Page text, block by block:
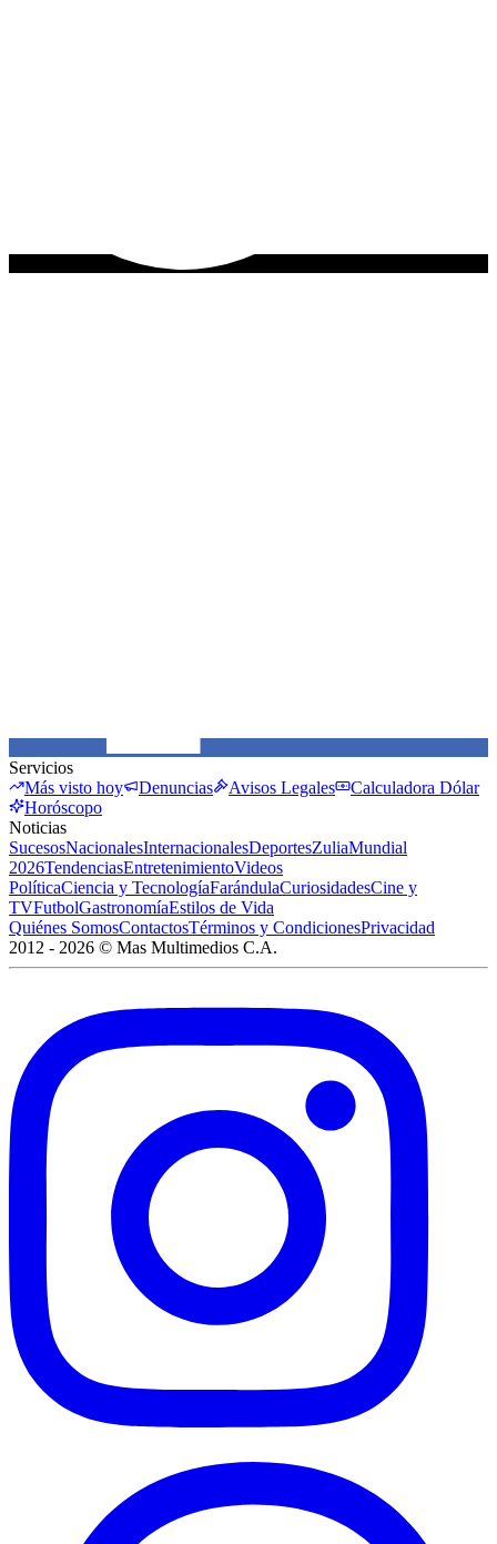
Servicios
Más visto hoy
Denuncias Avisos Legales
Calculadora Dólar
Horóscopo
Noticias
SucesosNacionalesInternacionalesDeportesZuliaMundial
2026TendenciasEntretenimientoVideos
PolíticaCiencia y TecnologíaFarándulaCuriosidadesCine y
TVFutbolGastronomíaEstilos de Vida
Quiénes SomosContactosTérminos y CondicionesPrivacidad
2012 - 2026 © Mas Multimedios C.A.